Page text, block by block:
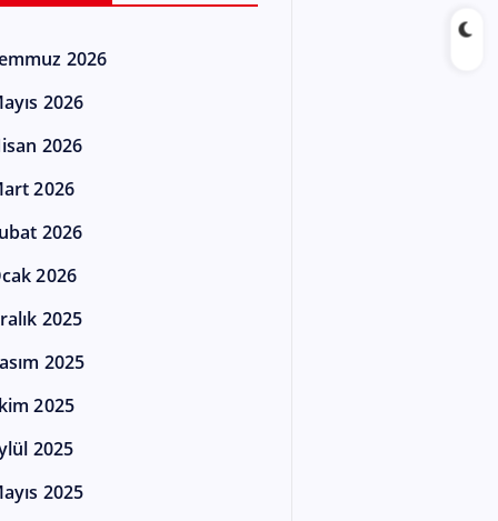
2026
2026
2026
2026
2026
2026
2025
2025
2025
2025
2025